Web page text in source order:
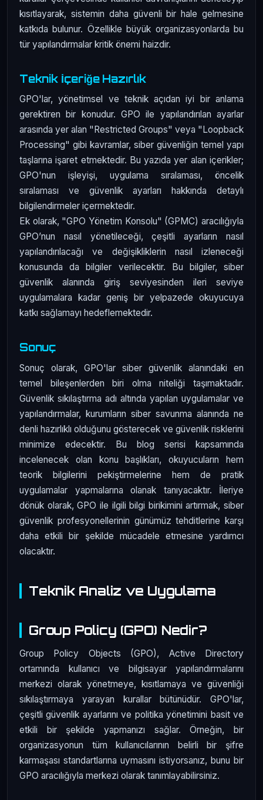
kısıtlayarak, sistemin daha güvenli bir hale gelmesine
katkıda bulunur. Özellikle büyük organizasyonlarda bu
tür yapılandırmalar kritik önemi haizdir.
Teknik İçeriğe Hazırlık
GPO'lar, yönetimsel ve teknik açıdan iyi bir anlama
gerektiren bir konudur. GPO ile yapılandırılan ayarlar
arasında yer alan "Restricted Groups" veya "Loopback
Processing" gibi kavramlar, siber güvenliğin temel yapı
taşlarına işaret etmektedir. Bu yazıda yer alan içerikler;
GPO'nun işleyişi, uygulama sıralaması, öncelik
sıralaması ve güvenlik ayarları hakkında detaylı
bilgilendirmeler içermektedir.
Ek olarak, "GPO Yönetim Konsolu" (GPMC) aracılığıyla
GPO’nun nasıl yönetileceği, çeşitli ayarların nasıl
yapılandırılacağı ve değişikliklerin nasıl izleneceği
konusunda da bilgiler verilecektir. Bu bilgiler, siber
güvenlik alanında giriş seviyesinden ileri seviye
uygulamalara kadar geniş bir yelpazede okuyucuya
katkı sağlamayı hedeflemektedir.
Sonuç
Sonuç olarak, GPO'lar siber güvenlik alanındaki en
temel bileşenlerden biri olma niteliği taşımaktadır.
Güvenlik sıkılaştırma adı altında yapılan uygulamalar ve
yapılandırmalar, kurumların siber savunma alanında ne
denli hazırlıklı olduğunu gösterecek ve güvenlik risklerini
minimize edecektir. Bu blog serisi kapsamında
incelenecek olan konu başlıkları, okuyucuların hem
teorik bilgilerini pekiştirmelerine hem de pratik
uygulamalar yapmalarına olanak tanıyacaktır. İleriye
dönük olarak, GPO ile ilgili bilgi birikimini artırmak, siber
güvenlik profesyonellerinin günümüz tehditlerine karşı
daha etkili bir şekilde mücadele etmesine yardımcı
olacaktır.
Teknik Analiz ve Uygulama
Group Policy (GPO) Nedir?
Group Policy Objects (GPO), Active Directory
ortamında kullanıcı ve bilgisayar yapılandırmalarını
merkezi olarak yönetmeye, kısıtlamaya ve güvenliği
sıkılaştırmaya yarayan kurallar bütünüdür. GPO'lar,
çeşitli güvenlik ayarlarını ve politika yönetimini basit ve
etkili bir şekilde yapmanızı sağlar. Örneğin, bir
organizasyonun tüm kullanıcılarının belirli bir şifre
karmaşası standartlarına uymasını istiyorsanız, bunu bir
GPO aracılığıyla merkezi olarak tanımlayabilirsiniz.